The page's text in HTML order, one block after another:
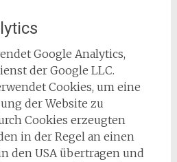
Google Analytics,
der Google LLC.
Cookies, um eine
der Website zu
Cookies erzeugten
in der Regel an einen
den USA übertragen und